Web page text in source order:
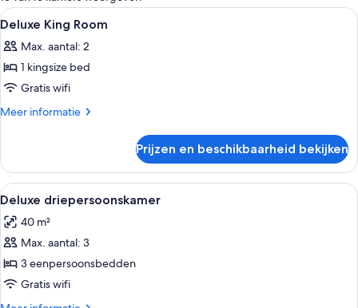
kamers
Alle
foto's
voor
Deluxe
King
Room
Luxe beddengoed, donzen
5
Deluxe King Room
Max. aantal: 2
1 kingsize bed
Gratis wifi
Meer informatie
Meer
King
Room
Prijzen en beschikbaarheid bekijken
Alle
foto's
voor
Deluxe
driepersoonskamer
laden
Een hotelkamer met twee bedden,
4
Deluxe driepersoonskamer
40 m²
Max. aantal: 3
3 eenpersoonsbedden
Gratis wifi